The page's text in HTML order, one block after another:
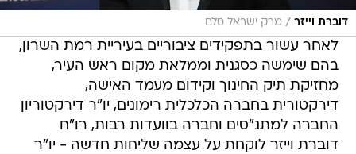
דוברת וייזר / מרק ישראל סלם
לאחר עשור בתפקידים ציבוריים בעיריית רמת השרון,
בהם שימשה כסגנית וממלאת מקום ראש העיר,
מחזיקת תיק החינוך וקידום מעמד האישה,
דירקטורית בחברה הכלכלית רימונים, יו"ר דירקטוריון
החברה למתנ"סים וחברה בוועדות רבות, רו"ח
דוברת וייזר לוקחת על עצמה שליחות חדשה - יו"ר